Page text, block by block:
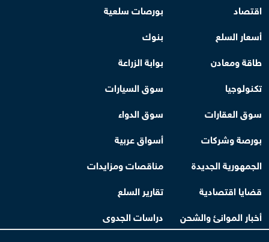
اقتصاد
بورصات سلعية
أسعار السلع
بنوك
طاقة ومعادن
بوابة الزراعة
تكنولوجيا
سوق السيارات
سوق العقارات
سوق الدواء
بورصة وشركات
أسواق عربية
الجمهورية الجديدة
مناقصات ومزايدات
قضايا اقتصادية
تقارير السلع
أخبار الموانئ والشحن
دراسات الجدوى